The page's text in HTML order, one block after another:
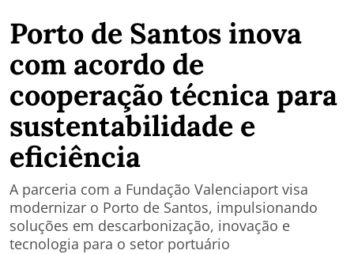
Porto de Santos inova
com acordo de
cooperação técnica para
sustentabilidade e
eficiência
A parceria com a Fundação Valenciaport visa
modernizar o Porto de Santos, impulsionando
soluções em descarbonização, inovação e
tecnologia para o setor portuário